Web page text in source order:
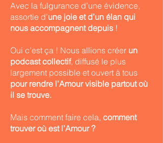
Avec la fulgurance d’une évidence,
assortie d’une joie et d’un élan qui
nous accompagnent depuis !
Oui c’est ça ! Nous allions créer un
podcast collectif, diffusé le plus
largement possible et ouvert à tous
pour rendre l’Amour visible partout où
il se trouve.
Mais comment faire cela, comment
trouver où est l’Amour ?